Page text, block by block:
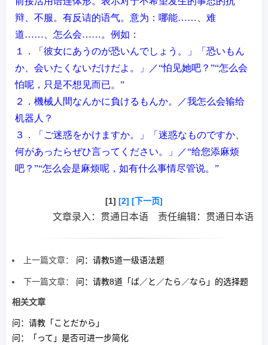
辩 、不服。 有反诘的语气。 意为 ：哪能……、 难
道……、怎么会……。例如：
１．「彼女にあうのが恐いんでしょう。」「恐いもん
か、会いたくないだけだよ。」／“怕 见她吧？”“怎么会
怕呢，只是不想 见而已。 ”
２．機械人間なんかに負けるもんか。／我怎么会输给
机器人？
３．「ご迷惑をかけますか。」「迷惑なものですか、
何があったらぜひ言ってください。」／“给您添麻烦
吧？”“怎么会是麻烦呢，如有什么事情尽管说。 ”
[1] [2] [下一页]
文章录入：贯通日本语 责任编辑：贯通日本语
上一篇文章： 问：请教5道一级语法题
下一篇文章： 问：请教8道「ば／と／たら／なら」的选择题
相关文章
问：请教「ことだから」
问：「って」是否可进一步简化